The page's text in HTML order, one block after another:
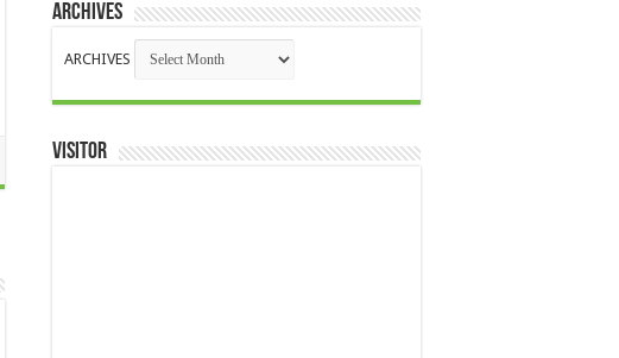
ARCHIVES
ARCHIVES
VISITOR